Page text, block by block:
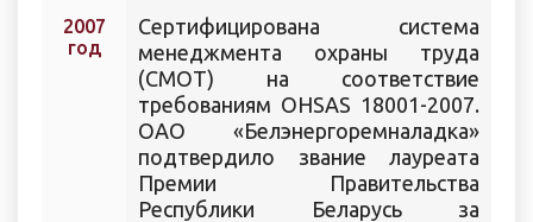
2007
год
Сертифицирована система
менеджмента охраны труда
(СМОТ) на соответствие
требованиям OHSAS 18001-2007.
ОАО «Белэнергоремналадка»
подтвердило звание лауреата
Премии Правительства
Республики Беларусь за